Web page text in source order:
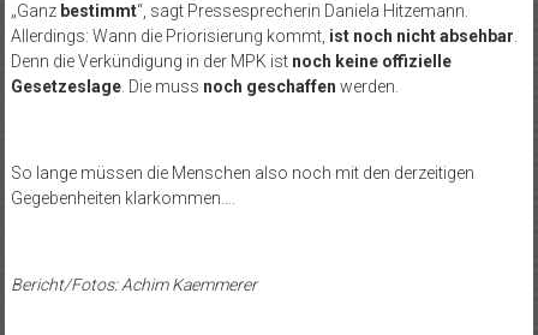
„Ganz bestimmt“, sagt Pressesprecherin Daniela Hitzemann.
Allerdings: Wann die Priorisierung kommt, ist noch nicht absehbar.
Denn die Verkündigung in der MPK ist noch keine offizielle
Gesetzeslage. Die muss noch geschaffen werden.
So lange müssen die Menschen also noch mit den derzeitigen
Gegebenheiten klarkommen….
Bericht/Fotos: Achim Kaemmerer